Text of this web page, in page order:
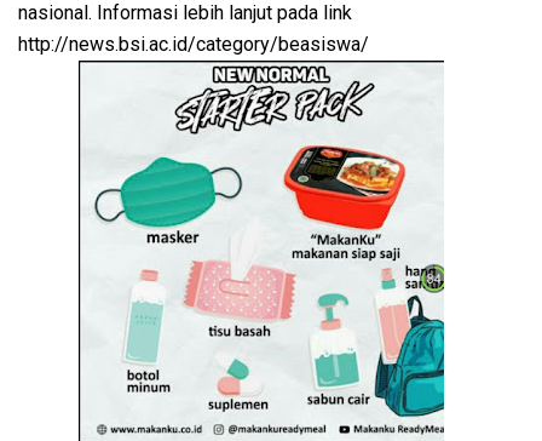
nasional. Informasi lebih lanjut pada link
http://news.bsi.ac.id/category/beasiswa/